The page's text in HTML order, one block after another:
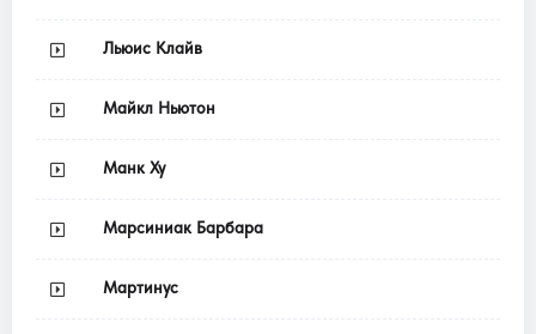
Льюис Клайв
Майкл Ньютон
Манк Ху
Марсиниак Барбара
Мартинус